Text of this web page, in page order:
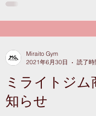
ミライトジム
知らせ
Miraito Gym
2021年6月30日
読了時